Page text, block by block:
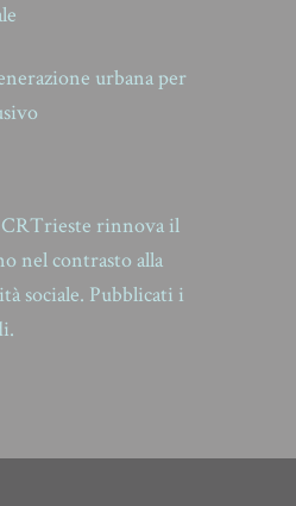
urbana per
rinnova il
nel contrasto alla
sociale. Pubblicati i